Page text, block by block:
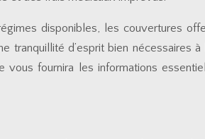
disponibles, les couvertures
d’esprit bien nécessaires
fournira les informations